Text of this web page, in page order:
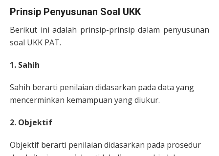
Prinsip Penyusunan Soal UKK
Berikut ini adalah prinsip-prinsip dalam penyusunan
soal UKK PAT.
1. Sahih
Sahih berarti penilaian didasarkan pada data yang
mencerminkan kemampuan yang diukur.
2. Objektif
Objektif berarti penilaian didasarkan pada prosedur